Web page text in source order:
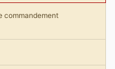
commandement